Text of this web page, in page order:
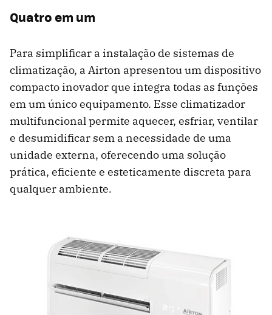
Quatro em um
Para simplificar a instalação de sistemas de
climatização, a Airton apresentou um dispositivo
compacto inovador que integra todas as funções
em um único equipamento. Esse climatizador
multifuncional permite aquecer, esfriar, ventilar
e desumidificar sem a necessidade de uma
unidade externa, oferecendo uma solução
prática, eficiente e esteticamente discreta para
qualquer ambiente.